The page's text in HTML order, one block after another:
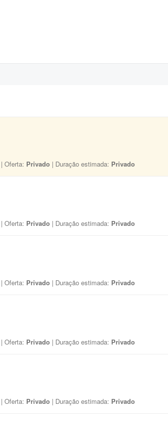
| Oferta: Privado | Duração estimada: Privado
| Oferta: Privado | Duração estimada: Privado
| Oferta: Privado | Duração estimada: Privado
| Oferta: Privado | Duração estimada: Privado
| Oferta: Privado | Duração estimada: Privado